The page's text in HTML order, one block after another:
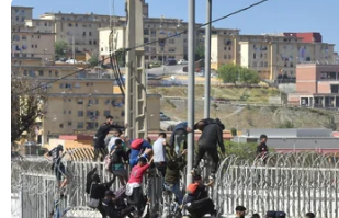
Canada đưa ra khuyến nghị